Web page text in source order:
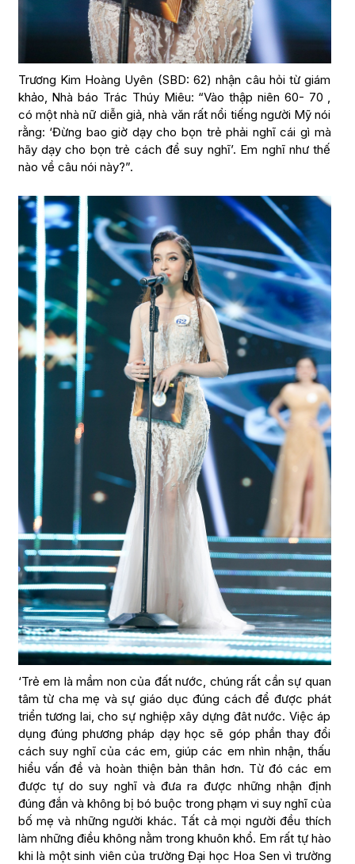
Trương Kim Hoàng Uyên (SBD: 62) nhận câu hỏi từ giám
khảo, Nhà báo Trác Thúy Miêu: “Vào thập niên 60- 70 ,
có một nhà nữ diễn giả, nhà văn rất nổi tiếng người Mỹ nói
rằng: ‘Đừng bao giờ dạy cho bọn trẻ phải nghĩ cái gì mà
hãy dạy cho bọn trẻ cách để suy nghĩ’. Em nghĩ như thế
nào về câu nói này?”.
‘Trẻ em là mầm non của đất nước, chúng rất cần sự quan
tâm từ cha mẹ và sự giáo dục đúng cách để được phát
triển tương lai, cho sự nghiệp xây dựng đât nước. Việc áp
dụng đúng phương pháp dạy học sẽ góp phần thay đổi
cách suy nghĩ của các em, giúp các em nhìn nhận, thấu
hiểu vấn đề và hoàn thiện bản thân hơn. Từ đó các em
được tự do suy nghĩ và đưa ra được những nhận định
đúng đắn và không bị bó buộc trong phạm vi suy nghĩ của
bố mẹ và những người khác. Tất cả mọi người đều thích
làm những điều không nằm trong khuôn khổ. Em rất tự hào
khi là một sinh viên của trường Đại học Hoa Sen vì trường